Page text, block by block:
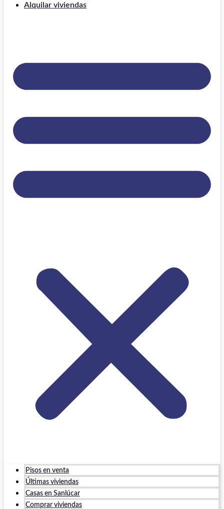
Alquilar viviendas
Pisos en venta
Últimas viviendas
Casas en Sanlúcar
Comprar viviendas